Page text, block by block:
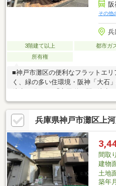
その他
兵
3階建て以上 都市ガ
所有権
■神戸市灘区の便利なフラットエ
く、緑の多い住環境・阪神「大石
陽当たり良好！■建物面積：73.89
室は、ひろびろ14.2帖の大空間。
で部屋数を増減するのもおすすめ
軽にお問い合わせくださいませ＜
歩6分・市立原田中学校…徒歩7分
分・関西スーパー…徒歩7分・プリ
兵庫県神戸市灘区上
間取り
建物
土地
築年月